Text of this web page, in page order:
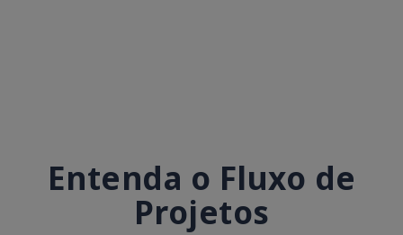
Entenda o Fluxo de
Projetos